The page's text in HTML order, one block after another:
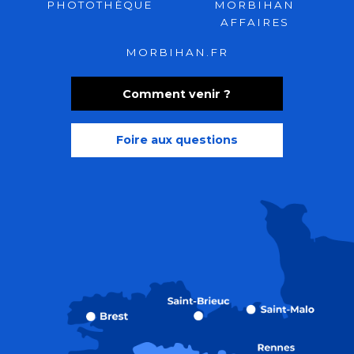
Comment venir ?
Foire aux questions
PHOTOTHÈQUE
MORBIHAN
AFFAIRES
MORBIHAN.FR